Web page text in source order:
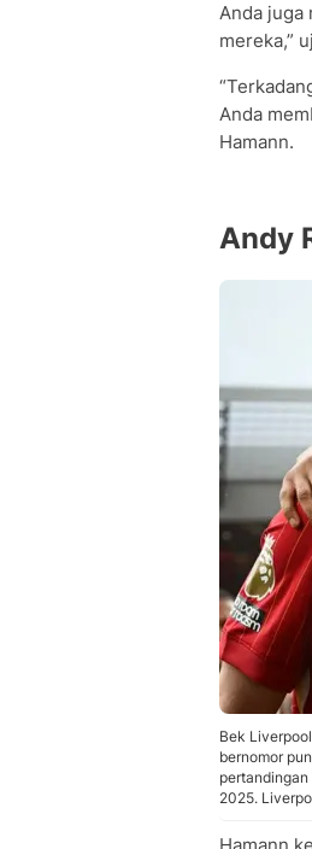
Anda juga
mereka,”
Anda
Hamann.
Andy
Bek
bernomor
2025.